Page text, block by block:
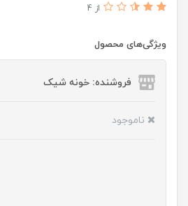
از 4
ویژگی‌های محصول
فروشنده: خونه شیک
ناموجود